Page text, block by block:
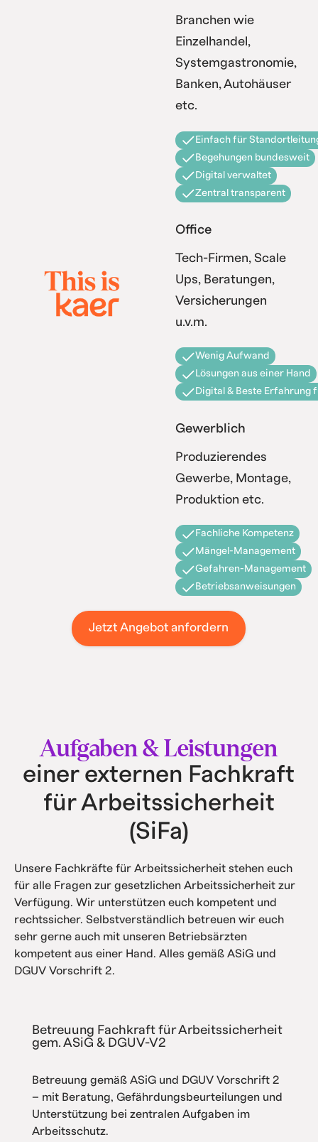
Branchen wie
Einzelhandel,
Systemgastronomie,
Banken, Autohäuser
etc.
Einfach für
Begehungen bundesweit
Digital verwaltet
Zentral transparent
Office
Tech-Firmen, Scale
Ups, Beratungen,
Versicherungen
u.v.m.
Wenig Aufwand
Lösungen aus einer Hand
Digital & Beste Erfahrung
Gewerblich
Produzierendes
Gewerbe, Montage,
Produktion etc.
Fachliche Kompetenz
Mängel-Management
Gefahren-Management
Betriebsanweisungen
Jetzt Angebot anfordern
Aufgaben & Leistungen
einer externen Fachkraft
für Arbeitssicherheit
(SiFa)
Unsere Fachkräfte für Arbeitssicherheit stehen euch
für alle Fragen zur gesetzlichen Arbeitssicherheit zur
Verfügung. Wir unterstützen euch kompetent und
rechtssicher. Selbstverständlich betreuen wir euch
sehr gerne auch mit unseren Betriebsärzten
kompetent aus einer Hand. Alles gemäß ASiG und
DGUV Vorschrift 2.
Betreuung Fachkraft für Arbeitssicherheit
gem. ASiG & DGUV-V2
Betreuung gemäß ASiG und DGUV Vorschrift 2
– mit Beratung, Gefährdungsbeurteilungen und
Unterstützung bei zentralen Aufgaben im
Arbeitsschutz.